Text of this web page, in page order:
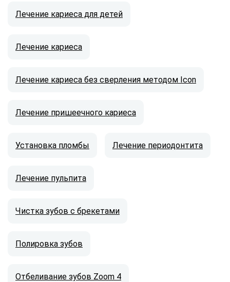
Лечение кариеса для детей
Лечение кариеса
Лечение кариеса без сверления методом Icon
Лечение пришеечного кариеса
Установка пломбы Лечение периодонтита
Лечение пульпита
Чистка зубов с брекетами
Полировка зубов
Отбеливание зубов Zoom 4